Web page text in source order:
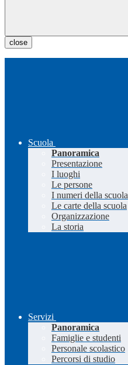
close
Scuola
Panoramica
Presentazione
I luoghi
Le persone
I numeri della scuola
Le carte della scuola
Organizzazione
La storia
Servizi
Panoramica
Famiglie e studenti
Personale scolastico
Percorsi di studio